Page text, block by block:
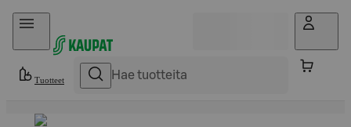
Hyppää sisältöön
Tuotteet